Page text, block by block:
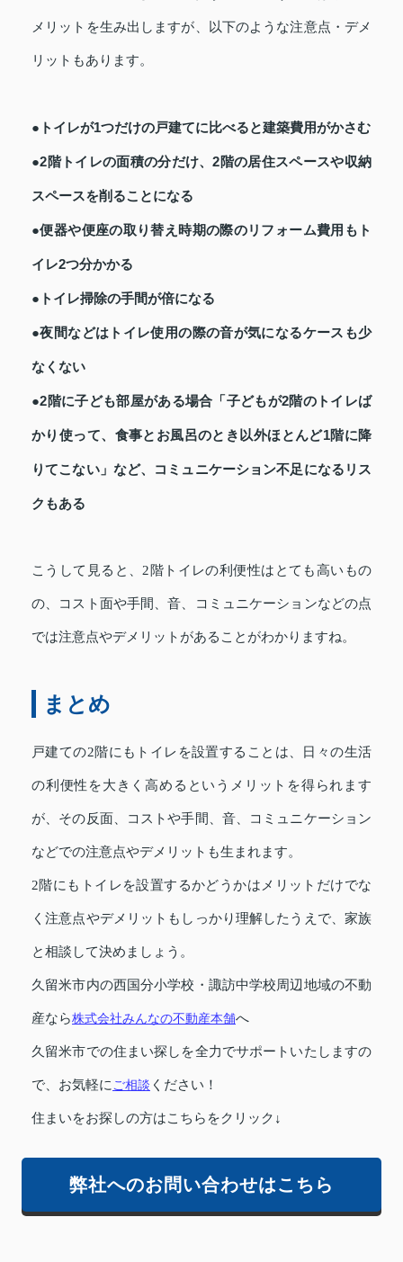
メリットを生み出しますが、以下のような注意点・デメ
リットもあります。
●トイレが1つだけの戸建てに比べると建築費用がかさむ
●2階トイレの面積の分だけ、2階の居住スペースや収納
スペースを削ることになる
●便器や便座の取り替え時期の際のリフォーム費用もト
イレ2つ分かかる
●トイレ掃除の手間が倍になる
●夜間などはトイレ使用の際の音が気になるケースも少
なくない
●2階に子ども部屋がある場合「子どもが2階のトイレば
かり使って、食事とお風呂のとき以外ほとんど1階に降
りてこない」など、コミュニケーション不足になるリス
クもある
こうして見ると、2階トイレの利便性はとても高いもの
の、コスト面や手間、音、コミュニケーションなどの点
では注意点やデメリットがあることがわかりますね。
まとめ
戸建ての2階にもトイレを設置することは、日々の生活
の利便性を大きく高めるというメリットを得られます
が、その反面、コストや手間、音、コミュニケーション
などでの注意点やデメリットも生まれます。
2階にもトイレを設置するかどうかはメリットだけでな
く注意点やデメリットもしっかり理解したうえで、家族
と相談して決めましょう。
久留米市内の西国分小学校・諏訪中学校周辺地域の不動
産なら株式会社みんなの不動産本舗へ
久留米市での住まい探しを全力でサポートいたしますの
で、お気軽に ご相談 ください！
住まいをお探しの方はこちらをクリック↓
弊社へのお問い合わせはこちら